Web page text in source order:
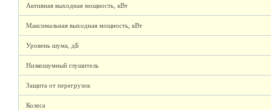
Активная выходная мощность, кВт
Максимальная выходная мощность, кВт
Уровень шума, дБ
Низкошумный глушитель
Защита от перегрузок
Колеса